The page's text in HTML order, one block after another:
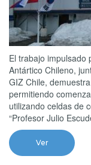
El trabajo impulsado
Antártico Chileno,
GIZ Chile,
permitiendo
utilizando celdas de
“Profesor Julio
Ver